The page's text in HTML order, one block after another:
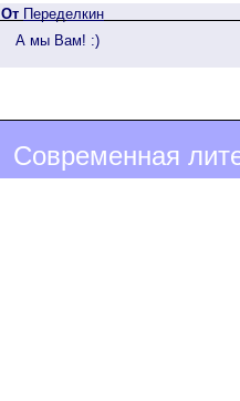
От Переделкин
А мы Вам! :)
Современная